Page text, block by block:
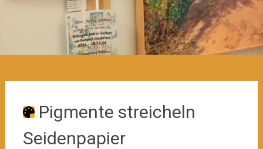
Pigmente streicheln
Seidenpapier